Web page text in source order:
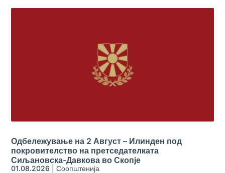
Одбележување на 2 Август – Илинден под
покровителство на претседателката
Сиљановска-Давкова во Скопје
01.08.2026 |Соопштенија